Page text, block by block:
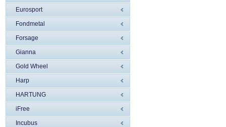
Eurosport
Fondmetal
Forsage
Gianna
Gold Wheel
Harp
HARTUNG
iFree
Incubus